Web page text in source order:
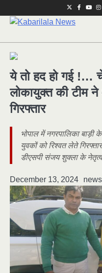
to
Twitter
ये तो हद हो गई !…
लोकायुक्त की टीम
गिरफ्तार
भोपाल में नगरपालिका बाड़ी
युवकों को रिश्वत लेते
डीएसपी संजय शुक्ला के
December 13, 2024 news